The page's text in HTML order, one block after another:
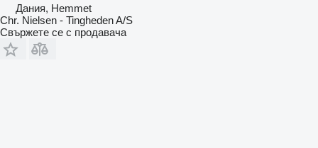
Дания, Hemmet
Chr. Nielsen - Tingheden A/S
Свържете се с продавача